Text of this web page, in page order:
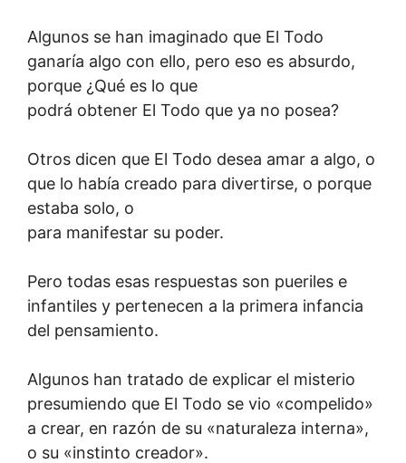
Algunos se han imaginado que El Todo
ganaría algo con ello, pero eso es absurdo,
porque ¿Qué es lo que
podrá obtener El Todo que ya no posea?
Otros dicen que El Todo desea amar a algo, o
que lo había creado para divertirse, o porque
estaba solo, o
para manifestar su poder.
Pero todas esas respuestas son pueriles e
infantiles y pertenecen a la primera infancia
del pensamiento.
Algunos han tratado de explicar el misterio
presumiendo que El Todo se vio «compelido»
a crear, en razón de su «naturaleza interna»,
o su «instinto creador».